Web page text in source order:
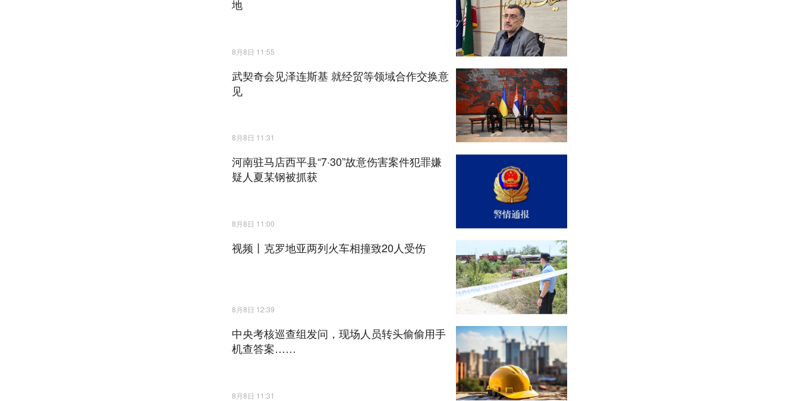
地
8月8日 11:55
武契奇会见泽连斯基 就经贸等领域合作交换意
见
8月8日 11:31
河南驻马店西平县“7·30”故意伤害案件犯罪嫌
疑人夏某钢被抓获
8月8日 11:00
视频丨克罗地亚两列火车相撞致20人受伤
8月8日 12:39
中央考核巡查组发问，现场人员转头偷偷用手
机查答案……
8月8日 11:31